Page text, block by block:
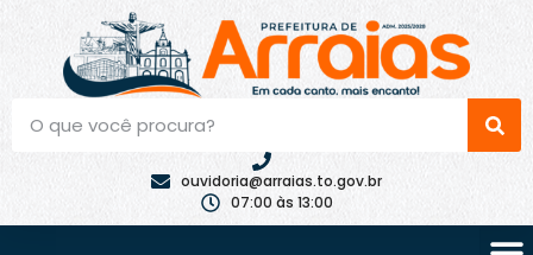
ouvidoria@arraias.to.gov.br
07:00 às 13:00